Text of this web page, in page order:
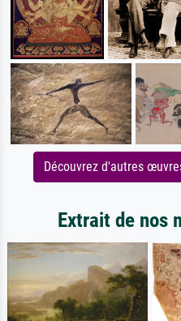
Découvrez d'autres
Extrait de nos